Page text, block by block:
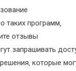
программ‚
отзывы
запрашивать
которые